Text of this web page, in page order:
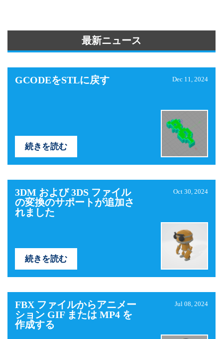
最新ニュース
GCODEをSTLに戻す Dec 11, 2024
続きを読む
3DM および 3DS ファイル
の変換のサポートが追加さ
れました
Oct 30, 2024
続きを読む
FBX ファイルからアニメー
ション GIF または MP4 を
作成する
Jul 08, 2024